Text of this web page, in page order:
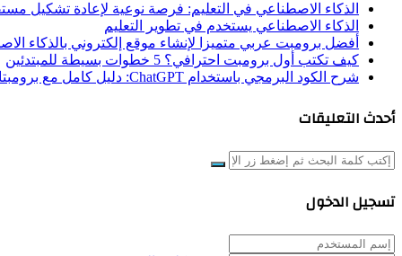
الذكاء الاصطناعي في التعليم: فرصة نوعية لإعادة تشكيل
الذكاء الاصطناعي يستخدم في تطوير التعليم
أفضل برومبت عربي متميزا لإنشاء موقع إلكتروني بالذكاء
كيف تكتب أول برومبت احترافي؟ 5 خطوات بسيطة للمبتدئين
شرح الكود البرمجي باستخدام ChatGPT: دليل كامل مع برومبتات جاهزة
أحدث التعليقات
إغلاق
بحث
إغلاق
تسجيل الدخول